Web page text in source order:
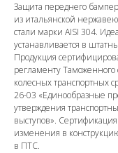
Защита переднего
из итальянской
стали марки AISI 304.
устанавливается в
Продукция
регламенту
колесных транспортных
26-03 «Единообразные
утверждения
выступов».
изменения в
в ПТС.